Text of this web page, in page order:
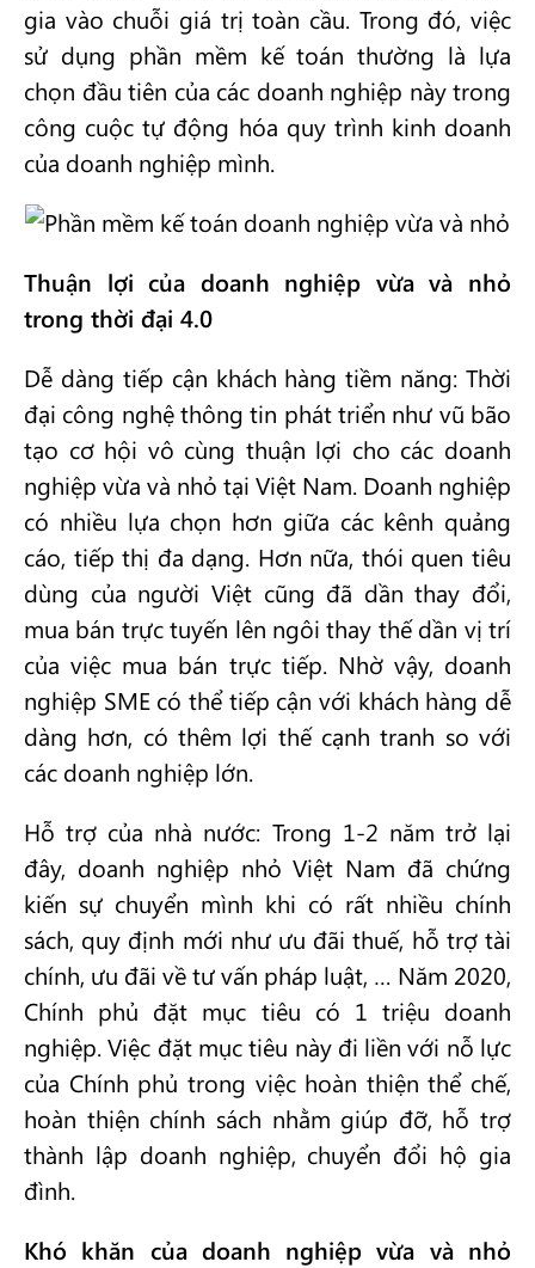
gia vào chuỗi giá trị toàn cầu. Trong đó, việc
sử dụng phần mềm kế toán thường là lựa
chọn đầu tiên của các doanh nghiệp này trong
công cuộc tự động hóa quy trình kinh doanh
của doanh nghiệp mình.
Thuận lợi của doanh nghiệp vừa và nhỏ
trong thời đại 4.0
Dễ dàng tiếp cận khách hàng tiềm năng: Thời
đại công nghệ thông tin phát triển như vũ bão
tạo cơ hội vô cùng thuận lợi cho các doanh
nghiệp vừa và nhỏ tại Việt Nam. Doanh nghiệp
có nhiều lựa chọn hơn giữa các kênh quảng
cáo, tiếp thị đa dạng. Hơn nữa, thói quen tiêu
dùng của người Việt cũng đã dần thay đổi,
mua bán trực tuyến lên ngôi thay thế dần vị trí
của việc mua bán trực tiếp. Nhờ vậy, doanh
nghiệp SME có thể tiếp cận với khách hàng dễ
dàng hơn, có thêm lợi thế cạnh tranh so với
các doanh nghiệp lớn.
Hỗ trợ của nhà nước: Trong 1-2 năm trở lại
đây, doanh nghiệp nhỏ Việt Nam đã chứng
kiến sự chuyển mình khi có rất nhiều chính
sách, quy định mới như ưu đãi thuế, hỗ trợ tài
chính, ưu đãi về tư vấn pháp luật, … Năm 2020,
Chính phủ đặt mục tiêu có 1 triệu doanh
nghiệp. Việc đặt mục tiêu này đi liền với nỗ lực
của Chính phủ trong việc hoàn thiện thể chế,
hoàn thiện chính sách nhằm giúp đỡ, hỗ trợ
thành lập doanh nghiệp, chuyển đổi hộ gia
đình.
Khó khăn của doanh nghiệp vừa và nhỏ